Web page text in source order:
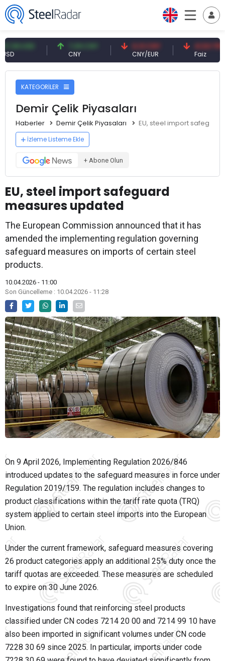
7,09 CNY
CNY
0,13 CNY
CNY/EUR
41,53 TRY
Faiz
KATEGORİLER
Demir Çelik Piyasaları
Haberler Demir Çelik Piyasaları EU, steel import
İzleme Listeme Ekle
+ Abone Olun
EU, steel import safeguard
measures updated
The European Commission announced that it has
amended the implementing regulation governing
safeguard measures on imports of certain steel
products.
10.04.2026 - 11:00
Son Güncelleme : 10.04.2026 - 11:28
On 9 April 2026, Implementing Regulation 2026/846
introduced updates to the safeguard measures in force under
Regulation 2019/159. The regulation includes changes to
product classifications within the tariff rate quota (TRQ)
system applied to certain steel imports into the European
Union.
Under the current framework, safeguard measures covering
26 product categories apply an additional 25% duty once the
tariff quotas are exceeded. These measures are scheduled
to expire on 30 June 2026.
Investigations found that reinforcing steel products
classified under CN codes 7214 20 00 and 7214 99 10 have
also been imported in significant volumes under CN code
7228 30 69 since 2025. In particular, imports under code